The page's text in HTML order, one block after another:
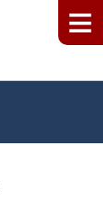
≡